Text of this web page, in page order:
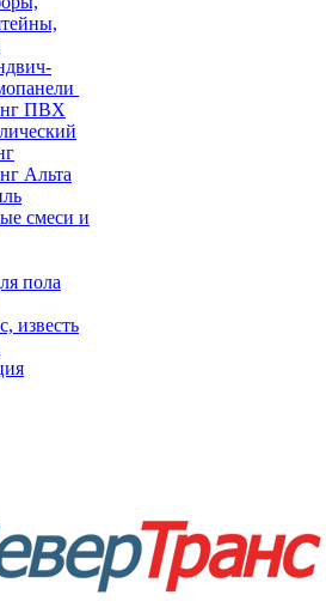
ПВХ
Альта
смеси и
пола
известь